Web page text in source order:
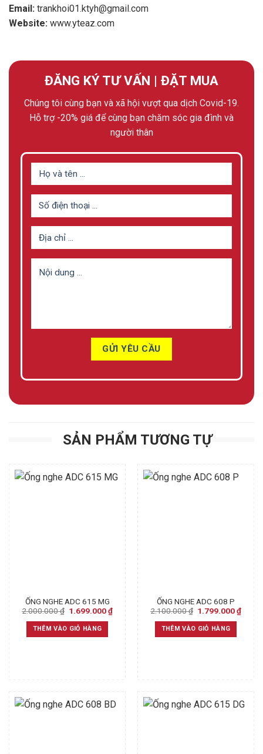
Email: trankhoi01.ktyh@gmail.com
Website: www.yteaz.com
ĐĂNG KÝ TƯ VẤN | ĐẶT MUA
Chúng tôi cùng bạn và xã hội vượt qua dịch Covid-19.
Hỗ trợ -20% giá để cùng bạn chăm sóc gia đình và
người thân
SẢN PHẨM TƯƠNG TỰ
ỐNG NGHE ADC 615 MG
2.000.000₫ Original
was:
2.000.000 ₫.
1.699.000₫Current
THÊM VÀO GIỎ HÀNG
ỐNG NGHE ADC 608 P
2.100.000₫ Original
was:
2.100.000 ₫.
1.799.000₫
THÊM VÀO GIỎ HÀNG